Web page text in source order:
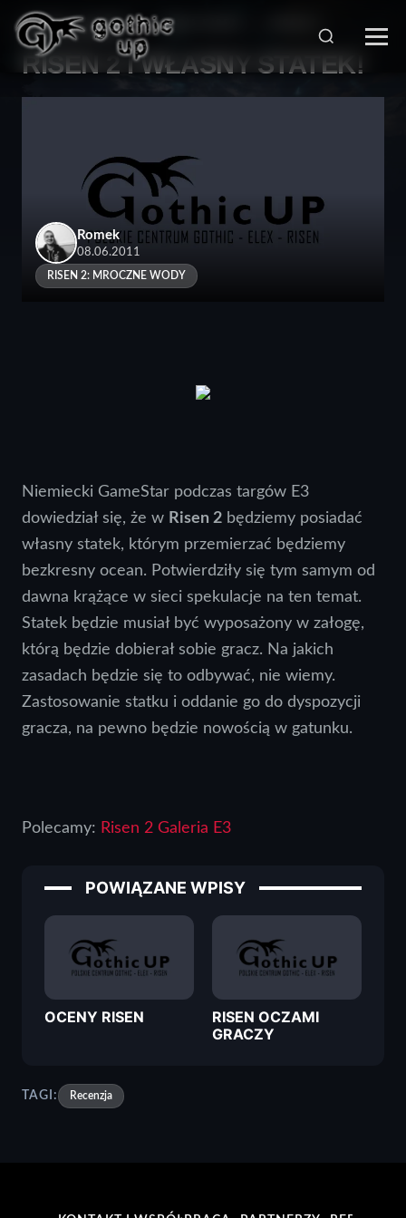
STRONA GŁÓWNA > SERIA RISEN
MROCZNE WODY >
RISEN 2 I WŁASNY STATEK!
Romek
08.06.2011
RISEN 2: MROCZNE WODY
Niemiecki GameStar podczas targów E3
dowiedział się, że w Risen 2 będziemy posiadać
własny statek, którym przemierzać będziemy
bezkresny ocean. Potwierdziły się tym samym od
dawna krążące w sieci spekulacje na ten temat.
Statek będzie musiał być wyposażony w załogę,
którą będzie dobierał sobie gracz. Na jakich
zasadach będzie się to odbywać, nie wiemy.
Zastosowanie statku i oddanie go do dyspozycji
gracza, na pewno będzie nowością w gatunku.
Polecamy: Risen 2 Galeria E3
POWIĄZANE WPISY
OCENY RISEN
RISEN OCZAMI
GRACZY
TAGI: Recenzja